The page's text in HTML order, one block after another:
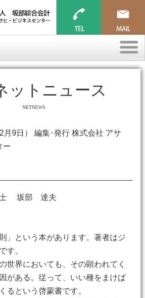
ットニュース
NETNEWS
月9日） 編集･発行 株式会社 アサ
ー
士 坂部 達夫
」という本があります。著者はジ
す。
世界においても、その顕われてく
がある。従って、いい種をまけば
るという啓蒙書です。